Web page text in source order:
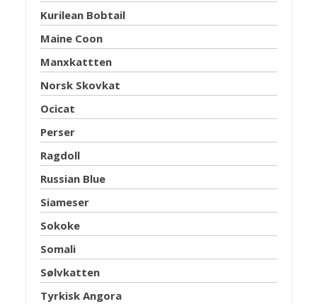
Kurilean Bobtail
Maine Coon
Manxkattten
Norsk Skovkat
Ocicat
Perser
Ragdoll
Russian Blue
Siameser
Sokoke
Somali
Sølvkatten
Tyrkisk Angora